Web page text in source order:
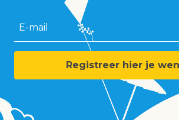
E-mail
Registreer hier je